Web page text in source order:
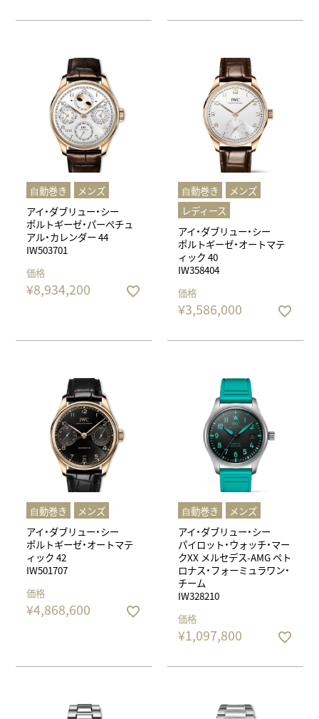
⾃動巻き
メンズ
アイ・ダブリュー・シー
ポルトギーゼ・パーペチュ
アル・カレンダー 44
IW503701
価格
¥8,934,200
⾃動巻き
メンズ
レディース
アイ・ダブリュー・シー
ポルトギーゼ・オートマテ
ィック 40
IW358404
価格
¥3,586,000
⾃動巻き
メンズ
アイ・ダブリュー・シー
ポルトギーゼ・オートマテ
ィック 42
IW501707
価格
¥4,868,600
⾃動巻き
メンズ
アイ・ダブリュー・シー
パイロット・ウォッチ・マー
クXX メルセデス-AMG ペト
ロナス・フォーミュラワン・
チーム
IW328210
価格
¥1,097,800